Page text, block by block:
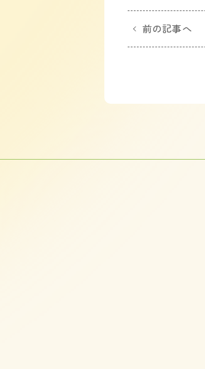
前の記事へ